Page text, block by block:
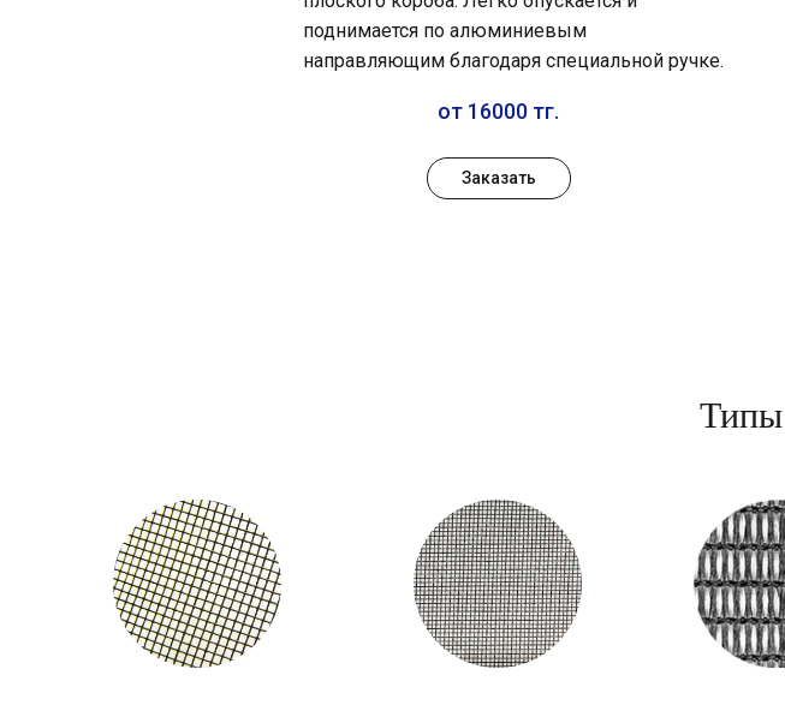
от 16000 тг.
Заказать
поднимается по алюминиевым
направляющим благодаря специальной ручке.